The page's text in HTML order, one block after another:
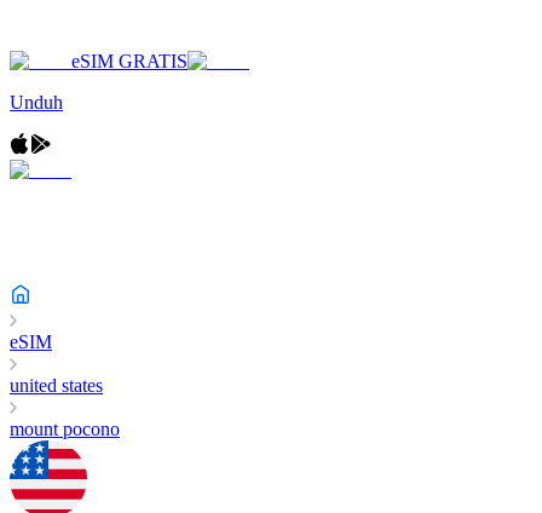
eSIM GRATIS
Unduh
eSIM
united states
mount pocono